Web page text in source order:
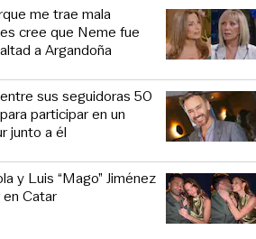
me trae mala
cree que Neme fue
a Argandoña
sus seguidoras 50
participar en un
junto a él
y Luis “Mago” Jiménez
Catar